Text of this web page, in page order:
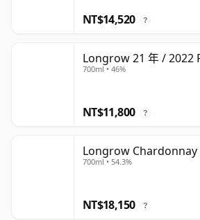
NT$14,520 ?
Longrow 21 年 / 2022
700ml • 46%
NT$11,800 ?
Longrow Chardonnay
700ml • 54.3%
NT$18,150 ?